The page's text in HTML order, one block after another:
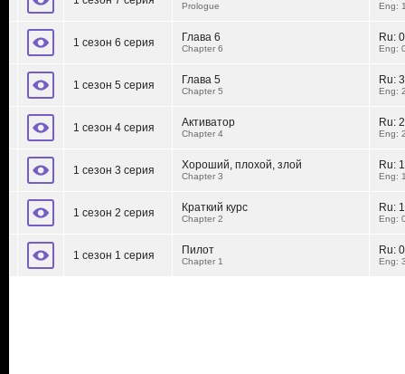
Prologue Eng:
1 сезон 6 серия Глава 6
Chapter 6
Ru:
Eng:
1 сезон 5 серия Глава 5
Chapter 5
Ru:
Eng:
1 сезон 4 серия Активатор
Chapter 4
Ru:
Eng:
1 сезон 3 серия Хороший, плохой, злой
Chapter 3
Ru:
Eng:
1 сезон 2 серия Краткий курс
Chapter 2
Ru:
Eng:
1 сезон 1 серия Пилот
Chapter 1
Ru:
Eng: